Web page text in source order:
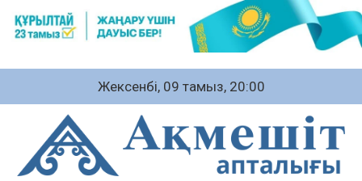
Жексенбі, 09 тамыз, 20:00